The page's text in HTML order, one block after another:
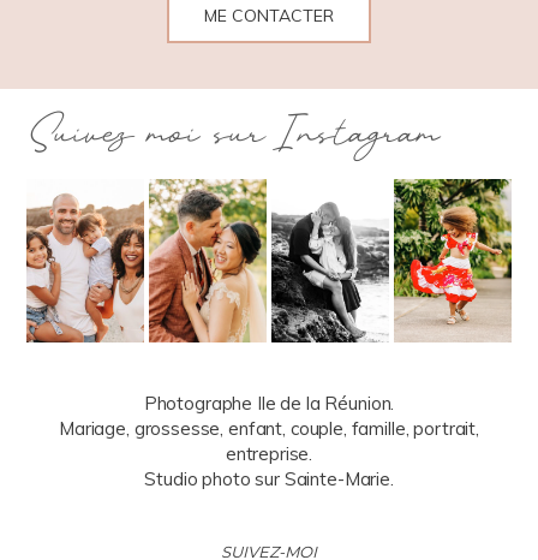
ME CONTACTER
Suivez moi sur Instagram
Photographe Ile de la Réunion.
Mariage, grossesse, enfant, couple, famille, portrait,
entreprise.
Studio photo sur Sainte-Marie.
SUIVEZ-MOI